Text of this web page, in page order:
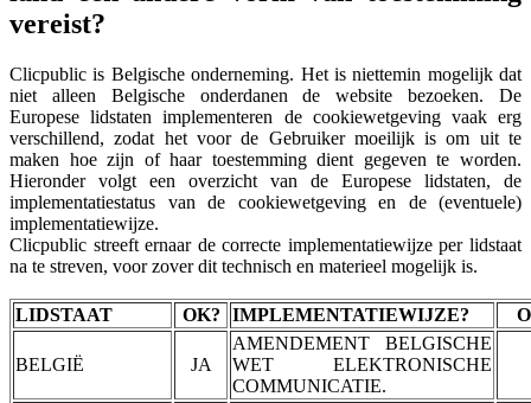
vereist?
Clicpublic is Belgische onderneming. Het is niettemin mogelijk dat
niet alleen Belgische onderdanen de website bezoeken. De
Europese lidstaten implementeren de cookiewetgeving vaak erg
verschillend, zodat het voor de Gebruiker moeilijk is om uit te
maken hoe zijn of haar toestemming dient gegeven te worden.
Hieronder volgt een overzicht van de Europese lidstaten, de
implementatiestatus van de cookiewetgeving en de (eventuele)
implementatiewijze.
Clicpublic streeft ernaar de correcte implementatiewijze per lidstaat
na te streven, voor zover dit technisch en materieel mogelijk is.
LIDSTAAT OK? IMPLEMENTATIEWIJZE?
BELGIË JA
AMENDEMENT BELGISCHE
WET ELEKTRONISCHE
COMMUNICATIE.